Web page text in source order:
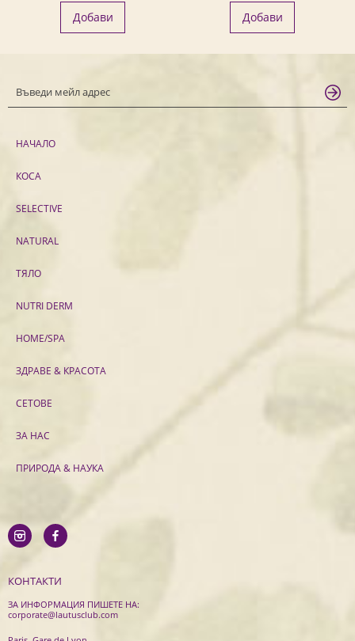
Добави Добави
НАЧАЛО
КОСА
SELECTIVE
NATURAL
ТЯЛО
NUTRI DERM
HOME/SPA
ЗДРАВЕ & КРАСОТА
СЕТОВЕ
ЗА НАС
ПРИРОДА & НАУКА
КОНТАКТИ
ЗА ИНФОРМАЦИЯ ПИШЕТЕ НА:
corporate@lautusclub.com